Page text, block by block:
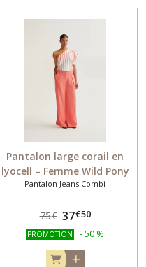
Pantalon large corail en
lyocell – Femme Wild Pony
41205
Pantalon Jeans Combi
75€ 37€50
PROMOTION -50 %